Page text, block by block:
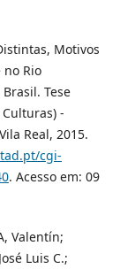
Motivos
Rio
Tese
-
Real, 2015.
cgi-
. Acesso em: 09
Valentín;
Luis C.;